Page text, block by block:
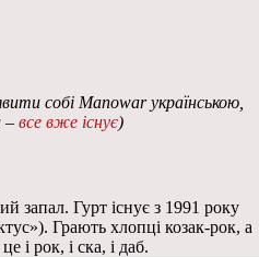
собі Manowar українською,
– все вже існує)
запал. Гурт існує з 1991 року
Грають хлопці козак-рок, а
і рок, і ска, і даб.